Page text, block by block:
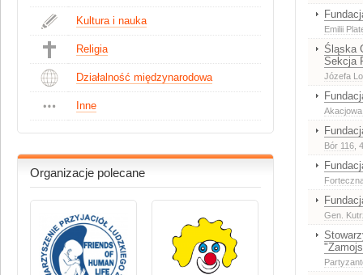
Kultura i nauka
Religia
Działalność międzynarodowa
Inne
Organizacje polecane
Emilii
Śląska
Sekcja
Józefa
Bór 116 ,
Gen.